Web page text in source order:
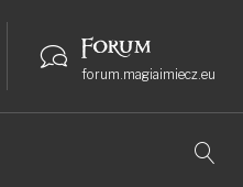
Forum
forum.magiaimiecz.eu